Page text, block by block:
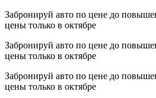
Забронируй авто по цене до
цены только в октябре
Забронируй авто по цене до
цены только в октябре
Забронируй авто по цене до
цены только в октябре